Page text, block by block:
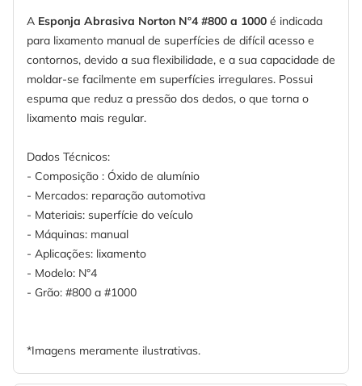
A Esponja Abrasiva Norton Nº4 #800 a 1000 é indicada
para lixamento manual de superfícies de difícil acesso e
contornos, devido a sua flexibilidade, e a sua capacidade de
moldar-se facilmente em superfícies irregulares. Possui
espuma que reduz a pressão dos dedos, o que torna o
lixamento mais regular.
Dados Técnicos:
- Composição : Óxido de alumínio
- Mercados: reparação automotiva
- Materiais: superfície do veículo
- Máquinas: manual
- Aplicações: lixamento
- Modelo: N°4
- Grão: #800 a #1000
*Imagens meramente ilustrativas.